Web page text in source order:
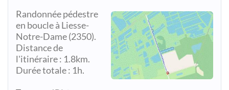
Randonnée pédestre
en boucle à Liesse-
Notre-Dame (2350).
Distance de
l'itinéraire : 1.8km.
Durée totale : 1h.